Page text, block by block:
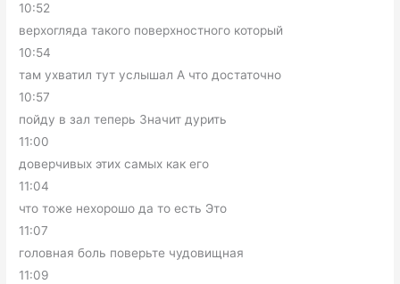
10:52
верхогляда такого поверхностного который
10:54
там ухватил тут услышал А что достаточно
10:57
пойду в зал теперь Значит дурить
11:00
доверчивых этих самых как его
11:04
что тоже нехорошо да то есть Это
11:07
головная боль поверьте чудовищная
11:09